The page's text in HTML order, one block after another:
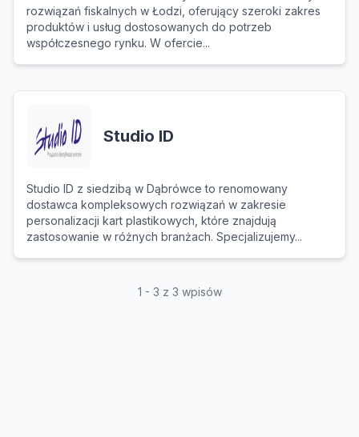
rozwiązań fiskalnych w Łodzi, oferujący szeroki zakres
produktów i usług dostosowanych do potrzeb
współczesnego rynku. W ofercie...
Studio ID
Studio ID z siedzibą w Dąbrówce to renomowany
dostawca kompleksowych rozwiązań w zakresie
personalizacji kart plastikowych, które znajdują
zastosowanie w różnych branżach. Specjalizujemy...
1 - 3 z 3 wpisów